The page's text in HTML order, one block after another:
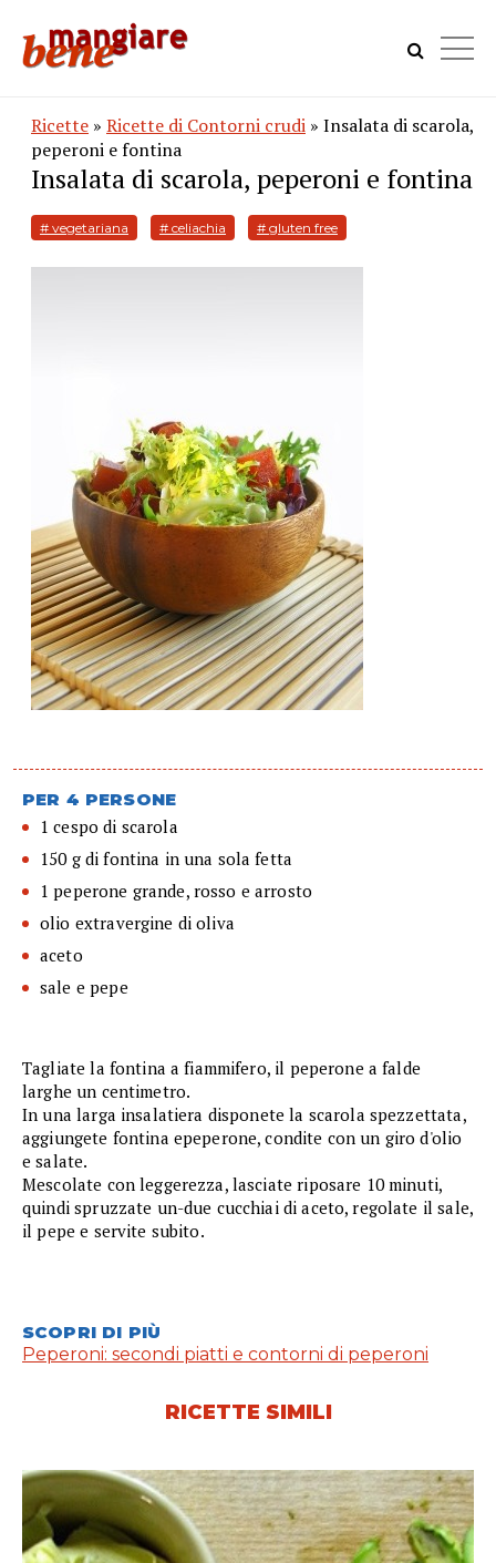
Ricette » Ricette di Contorni crudi » Insalata di scarola,
peperoni e fontina
Insalata di scarola, peperoni e fontina
# vegetariana # celiachia # gluten free
PER 4 PERSONE
1 cespo di scarola
150 g di fontina in una sola fetta
1 peperone grande, rosso e arrosto
olio extravergine di oliva
aceto
sale e pepe
Tagliate la fontina a fiammifero, il peperone a falde
larghe un centimetro.
In una larga insalatiera disponete la scarola spezzettata,
aggiungete fontina epeperone, condite con un giro d'olio
e salate.
Mescolate con leggerezza, lasciate riposare 10 minuti,
quindi spruzzate un-due cucchiai di aceto, regolate il sale,
il pepe e servite subito.
SCOPRI DI PIÙ
Peperoni: secondi piatti e contorni di peperoni
RICETTE SIMILI